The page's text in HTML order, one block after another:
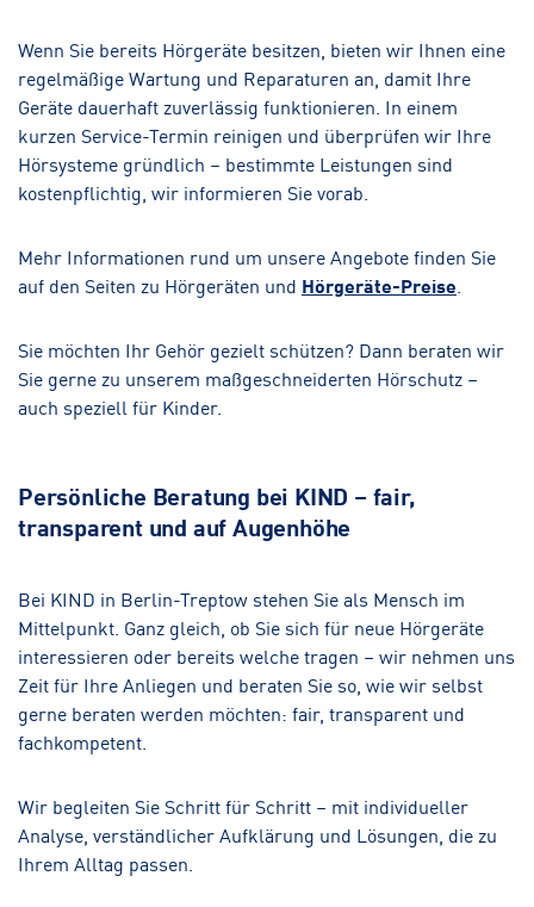
Wenn Sie bereits Hörgeräte besitzen, bieten wir Ihnen eine
regelmäßige Wartung und Reparaturen an, damit Ihre
Geräte dauerhaft zuverlässig funktionieren. In einem
kurzen Service-Termin reinigen und überprüfen wir Ihre
Hörsysteme gründlich – bestimmte Leistungen sind
kostenpflichtig, wir informieren Sie vorab.
Mehr Informationen rund um unsere Angebote finden Sie
auf den Seiten zu Hörgeräten und Hörgeräte-Preise
Sie möchten Ihr Gehör gezielt schützen? Dann beraten wir
Sie gerne zu unserem maßgeschneiderten Hörschutz –
auch speziell für Kinder.
Persönliche Beratung bei KIND – fair,
transparent und auf Augenhöhe
Bei KIND in Berlin-Treptow stehen Sie als Mensch im
Mittelpunkt. Ganz gleich, ob Sie sich für neue Hörgeräte
interessieren oder bereits welche tragen – wir nehmen uns
Zeit für Ihre Anliegen und beraten Sie so, wie wir selbst
gerne beraten werden möchten: fair, transparent und
fachkompetent.
Wir begleiten Sie Schritt für Schritt – mit individueller
Analyse, verständlicher Aufklärung und Lösungen, die zu
Ihrem Alltag passen.